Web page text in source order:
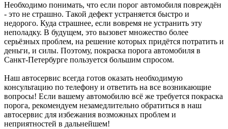
Необходимо понимать, что если порог автомобиля повреждён
- это не страшно. Такой дефект устраняется быстро и
недорого. Куда страшнее, если вовремя не устранить эту
неполадку. В будущем, это вызовет множество более
серьёзных проблем, на решение которых придётся потратить и
деньги, и силы. Поэтому, покраска порога автомобиля в
Санкт-Петербурге пользуется большим спросом.
Наш автосервис всегда готов оказать необходимую
консультацию по телефону и ответить на все возникающие
вопросы! Если вашему автомобилю всё же требуется покраска
порога, рекомендуем незамедлительно обратиться в наш
автосервис для избежания возможных проблем и
неприятностей в дальнейшем!